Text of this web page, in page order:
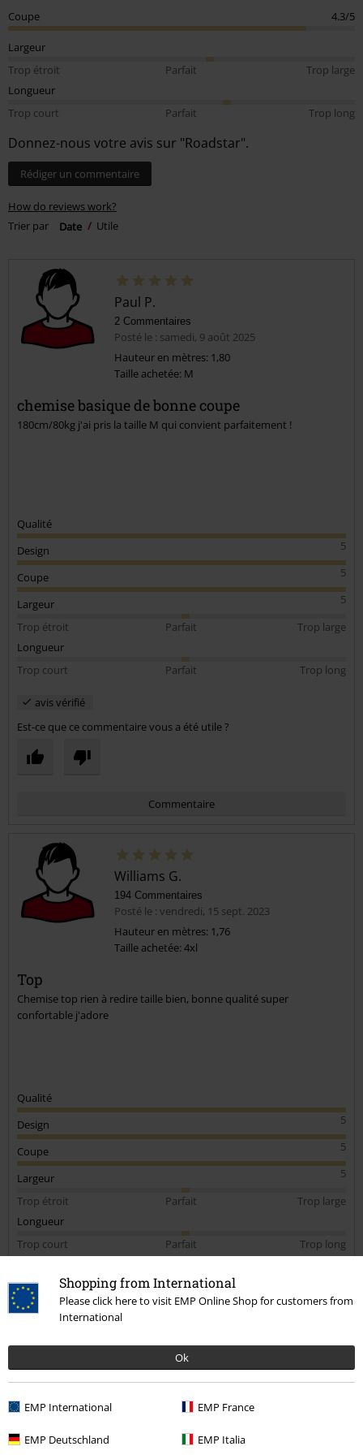
Shopping from International
Please click here to visit EMP Online Shop for customers from
International
Ok
EMP International EMP France
EMP Deutschland EMP Italia
Coupe 4.3/5
Largeur
Trop étroit
Parfait
Trop large
Longueur
Trop court
Parfait Trop long
Donnez-nous votre avis sur "Roadstar".
Rédiger un commentaire
How do reviews work?
Trier par
Date Utile
Paul P.
2 Commentaires
Posté le : samedi, 9 août 2025
Hauteur en mètres: 1,80
Taille achetée: M
chemise basique de bonne coupe
180cm/80kg j'ai pris la taille M qui convient parfaitement !
Qualité
5
Design
5
Coupe
5
Largeur
Trop étroit
Parfait
Trop large
Longueur
Trop court
Parfait Trop long
avis vérifié
Est-ce que ce commentaire vous a été utile ?
Commentaire
Williams G.
194 Commentaires
Posté le : vendredi, 15 sept. 2023
Hauteur en mètres: 1,76
Taille achetée: 4xl
Top
Chemise top rien à redire taille bien, bonne qualité super
confortable j'adore
Qualité
5
Design
5
Coupe
5
Largeur
Trop étroit
Parfait
Trop large
Longueur
Trop court
Parfait Trop long
avis vérifié
Est-ce que ce commentaire vous a été utile ?